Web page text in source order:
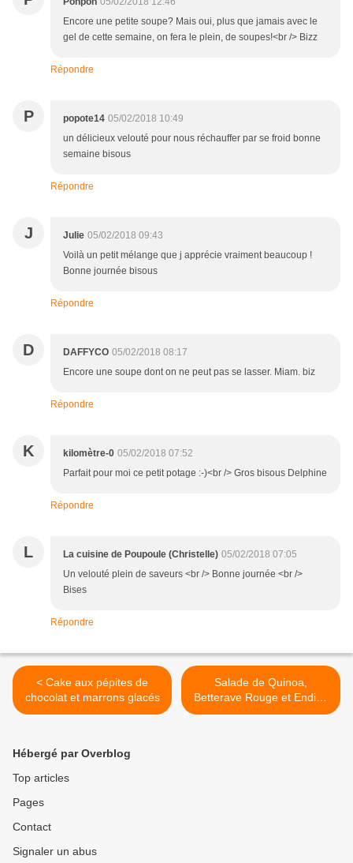
Encore une petite soupe? Mais oui, plus que jamais avec le
gel de cette semaine, on fera le plein, de soupes!<br /> Bizz
Répondre
P popote14 05/02/2018 10:49
un délicieux velouté pour nous réchauffer par se froid bonne
semaine bisous
Répondre
J Julie 05/02/2018 09:43
Voilà un petit mélange que j apprécie vraiment beaucoup !
Bonne journée bisous
Répondre
D DAFFYCO 05/02/2018 08:17
Encore une soupe dont on ne peut pas se lasser. Miam. biz
Répondre
K kilomètre-0 05/02/2018 07:52
Parfait pour moi ce petit potage :-)<br /> Gros bisous Delphine
Répondre
L La cuisine de Poupoule (Christelle) 05/02/2018 07:05
Un velouté plein de saveurs <br /> Bonne journée <br />
Bises
Répondre
< Cake aux pépites de
chocolat et marrons glacés
Salade de Quinoa,
Betterave Rouge et Endive
>
Hébergé par Overblog
Top articles
Pages
Contact
Signaler un abus